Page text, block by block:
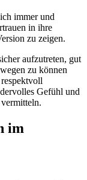
immer und
in ihre
zu zeigen.
aufzutreten, gut
zu können
Gefühl und
im